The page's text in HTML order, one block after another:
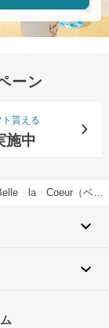
ーン
貰える
施中
Belle la Coeur（ベル ラ クール）で結婚式